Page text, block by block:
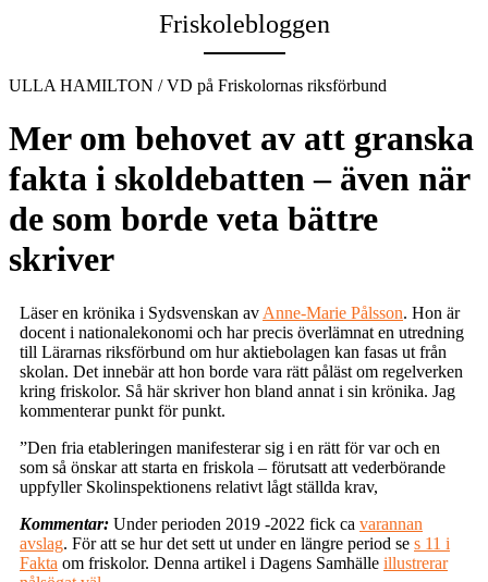
Friskolebloggen
ULLA HAMILTON / VD på Friskolornas riksförbund
Mer om behovet av att granska
fakta i skoldebatten – även när
de som borde veta bättre
skriver
Läser en krönika i Sydsvenskan av Anne-Marie Pålsson. Hon är
docent i nationalekonomi och har precis överlämnat en utredning
till Lärarnas riksförbund om hur aktiebolagen kan fasas ut från
skolan. Det innebär att hon borde vara rätt påläst om regelverken
kring friskolor. Så här skriver hon bland annat i sin krönika. Jag
kommenterar punkt för punkt.
”Den fria etableringen manifesterar sig i en rätt för var och en
som så önskar att starta en friskola – förutsatt att vederbörande
uppfyller Skolinspektionens relativt lågt ställda krav,
Kommentar: Under perioden 2019 -2022 fick ca varannan
avslag. För att se hur det sett ut under en längre period se s 11 i
Fakta om friskolor. Denna artikel i Dagens Samhälle illustrerar